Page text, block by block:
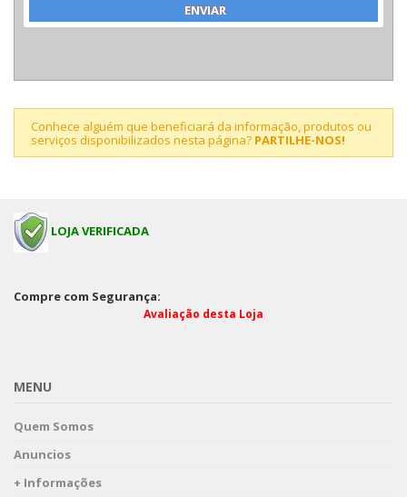
Conhece alguém que beneficiará da informação, produtos ou
serviços disponibilizados nesta página? PARTILHE-NOS!
LOJA VERIFICADA
Compre com Segurança:
Avaliação desta Loja
MENU
Quem Somos
Anuncios
+ Informações